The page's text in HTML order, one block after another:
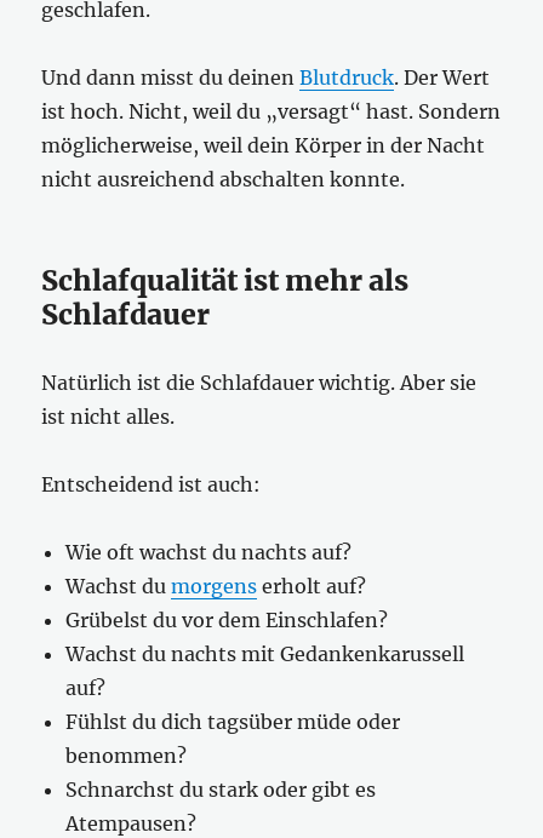
geschlafen.
Und dann misst du deinenBlutdruck. Der Wert
ist hoch. Nicht, weil du „versagt“ hast. Sondern
möglicherweise, weil dein Körper in der Nacht
nicht ausreichend abschalten konnte.
Schlafqualität ist mehr als
Schlafdauer
Natürlich ist die Schlafdauer wichtig. Aber sie
ist nicht alles.
Entscheidend ist auch:
Wie oft wachst du nachts auf?
Wachst dumorgens erholt auf?
Grübelst du vor dem Einschlafen?
Wachst du nachts mit Gedankenkarussell
auf?
Fühlst du dich tagsüber müde oder
benommen?
Schnarchst du stark oder gibt es
Atempausen?